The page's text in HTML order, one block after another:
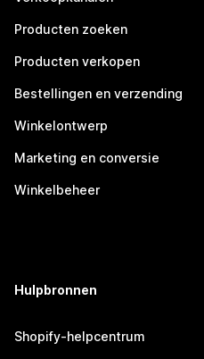
Producten zoeken
Producten verkopen
Bestellingen en verzending
Winkelontwerp
Marketing en conversie
Winkelbeheer
Hulpbronnen
Shopify-helpcentrum